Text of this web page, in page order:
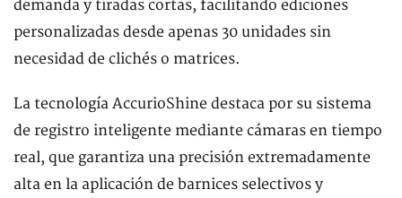
demanda y tiradas cortas, facilitando ediciones
personalizadas desde apenas 30 unidades sin
necesidad de clichés o matrices.
La tecnología AccurioShine destaca por su sistema
de registro inteligente mediante cámaras en tiempo
real, que garantiza una precisión extremadamente
alta en la aplicación de barnices selectivos y